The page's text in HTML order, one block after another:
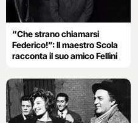
“Che strano chiamarsi
Federico!”: Il maestro Scola
racconta il suo amico Fellini